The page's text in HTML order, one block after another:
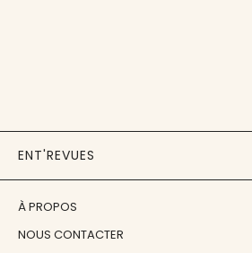
ENT'REVUES
À PROPOS
NOUS CONTACTER